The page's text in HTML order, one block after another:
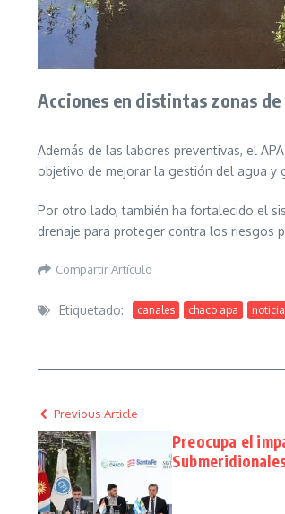
Acciones en distintas zonas
Además de las labores preventivas, el
objetivo de mejorar la gestión del agua y
Por otro lado, también ha fortalecido el
drenaje para proteger contra los riesgos
Compartir Artículo
Etiquetado: canales chaco apa
Previous Article
Preocupa el